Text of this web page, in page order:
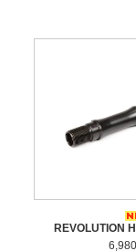
REVOLUTION